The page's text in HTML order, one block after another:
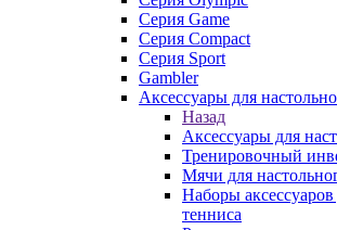
Серия Game
Серия Compact
Серия Sport
Gambler
Аксессуары для
Назад
Аксессуары для
Тренировочный
Мячи для
Наборы
тенниса